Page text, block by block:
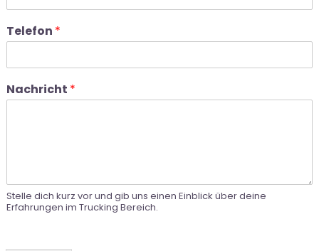
Telefon *
Nachricht *
Stelle dich kurz vor und gib uns einen Einblick über deine
Erfahrungen im Trucking Bereich.